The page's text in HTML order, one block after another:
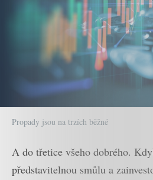
Propady jsou na trzích běžné
A do třetice všeho dobrého.
představitelnou smůlu a